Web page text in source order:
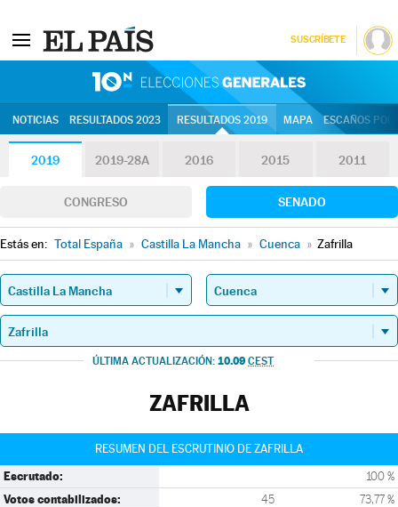
SUSCRÍBETE
NOTICIAS RESULTADOS 2023 RESULTADOS 2019 MAPA ESCAÑOS
2019 2019-28A 2016 2015 2011
CONGRESO SENADO
Estás en: Total España » Castilla La Mancha » Cuenca » Zafrilla
ÚLTIMA ACTUALIZACIÓN: 10.09 CEST
ZAFRILLA
RESUMEN DEL ESCRUTINIO DE ZAFRILLA
Escrutado: 100 %
Votos contabilizados: 45 73,77 %